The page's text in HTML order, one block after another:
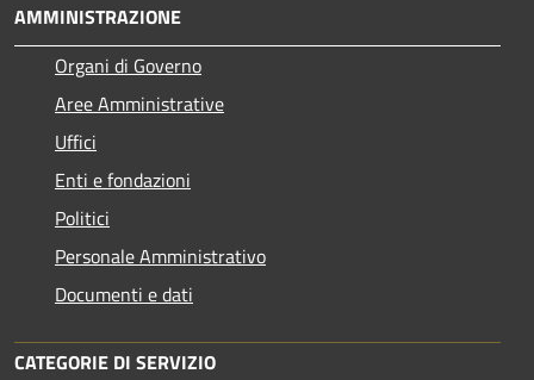
AMMINISTRAZIONE
Organi di Governo
Aree Amministrative
Uffici
Enti e fondazioni
Politici
Personale Amministrativo
Documenti e dati
CATEGORIE DI SERVIZIO